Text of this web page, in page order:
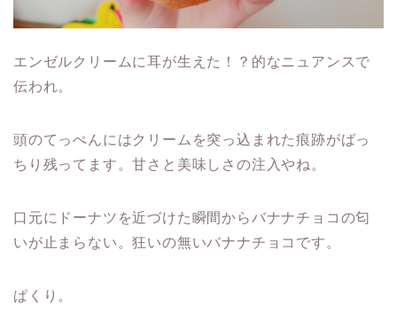
エンゼルクリームに耳が生えた！？的なニュアンスで
伝われ。
頭のてっぺんにはクリームを突っ込まれた痕跡がばっ
ちり残ってます。甘さと美味しさの注入やね。
口元にドーナツを近づけた瞬間からバナナチョコの匂
いが止まらない。狂いの無いバナナチョコです。
ぱくり。